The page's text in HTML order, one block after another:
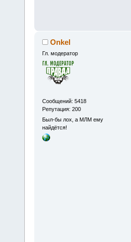
Onkel
Гл. модератор
Сообщений: 5418
Репутация: 200
Был-бы лох, а МЛМ ему
найдётся!